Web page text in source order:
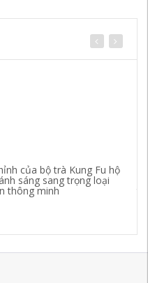
của bộ trà Kung Fu hộ
sáng sang trọng loại
thông minh